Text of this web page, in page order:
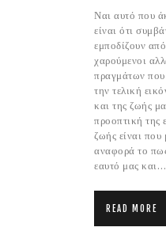
Ναι αυτό που
είναι ότι
εμποδίζουν
χαρούμενοι
πραγμάτων που
την τελική
και της ζωής
προοπτική της
ζωής είναι που
αναφορά το
εαυτό μας και…
READ MORE